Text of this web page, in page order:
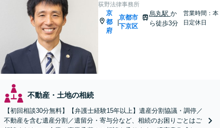
荻野法律事務所
京
都
府
|
京都市
下京区
烏丸駅 か
ら徒歩3分
営業時間：本
日定休日
不動産・土地の相続
【初回相談30分無料】【弁護士経験15年以上】遺産分割協議・調停／
不動産を含む遺産分割／遺留分・寄与分など、相続のお困りごとはご